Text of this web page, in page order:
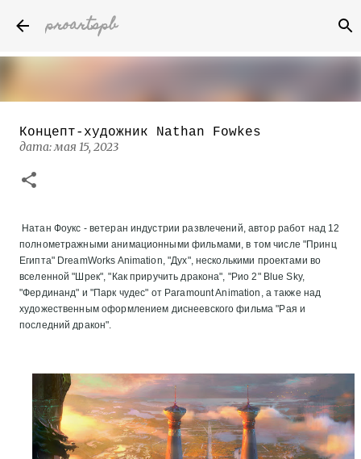
proartspb
Бумажные скульптуры канадского
художника Келвина Николса (Calvin
дата:
Концепт-художник Nathan Fowkes
дата:мая 15, 2023
Натан Фоукс - ветеран индустрии развлечений, автор работ над 12
полнометражными анимационными фильмами, в том числе "Принц
Египта" DreamWorks Animation, "Дух", несколькими проектами во
вселенной "Шрек", "Как приручить дракона", "Рио 2" Blue Sky,
"Фердинанд" и "Парк чудес" от Paramount Animation, а также над
художественным оформлением диснеевского фильма "Рая и
последний дракон".